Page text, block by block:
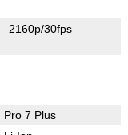
2160p/30fps
Pro 7 Plus